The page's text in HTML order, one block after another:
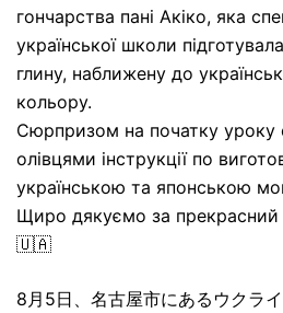
гончарства пані Акіко, яка
української школи
глину, наближену до
кольору.
Сюрпризом на початку уроку
олівцями інструкції по
українською та японською
Щиро дякуємо за
🇺🇦
8月5日、名古屋市にあるウクラ